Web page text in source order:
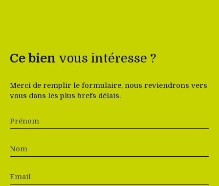
Ce bien vous intéresse ?
Merci de remplir le formulaire, nous reviendrons vers
vous dans les plus brefs délais.
Prénom
Nom
Email